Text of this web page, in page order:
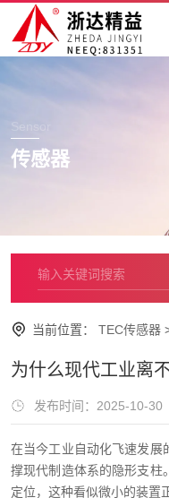
Sensor
传感器
当前位置： TEC传感器
为什么现代工业离
发布时间：2025-10-30
在当今工业自动化飞速发展
撑现代制造体系的隐形支柱
定位，这种看似微小的装置